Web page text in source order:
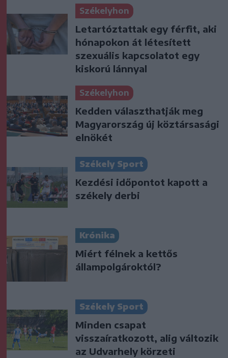
Székelyhon
Letartóztattak egy férfit, aki
hónapokon át létesített
szexuális kapcsolatot egy
kiskorú lánnyal
Székelyhon
Kedden választhatják meg
Magyarország új köztársasági
elnökét
Székely Sport
Kezdési időpontot kapott a
székely derbi
Krónika
Miért félnek a kettős
állampolgároktól?
Székely Sport
Minden csapat
visszaíratkozott, alig változik
az Udvarhely körzeti